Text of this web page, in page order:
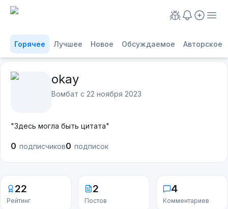
Горячее Лучшее Новое Обсуждаемое Авторское
okay
Вомбат с 22 ноября 2023
"Здесь могла быть цитата"
0 подписчиков0 подписок
22
Рейтинг
2
Постов
4
Комментариев